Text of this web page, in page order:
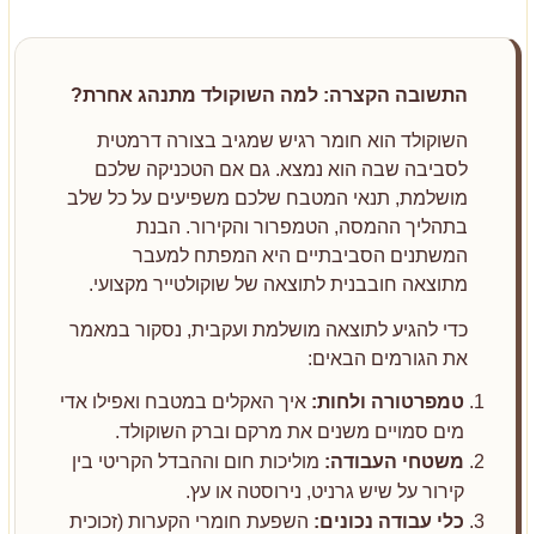
התשובה הקצרה: למה השוקולד מתנהג אחרת?
השוקולד הוא חומר רגיש שמגיב בצורה דרמטית
לסביבה שבה הוא נמצא. גם אם הטכניקה שלכם
מושלמת, תנאי המטבח שלכם משפיעים על כל שלב
בתהליך ההמסה, הטמפרור והקירור. הבנת
המשתנים הסביבתיים היא המפתח למעבר
מתוצאה חובבנית לתוצאה של שוקולטייר מקצועי.
כדי להגיע לתוצאה מושלמת ועקבית, נסקור במאמר
את הגורמים הבאים:
טמפרטורה ולחות: איך האקלים במטבח ואפילו אדי
מים סמויים משנים את מרקם וברק השוקולד.
משטחי העבודה: מוליכות חום וההבדל הקריטי בין
קירור על שיש גרניט, נירוסטה או עץ.
כלי עבודה נכונים: השפעת חומרי הקערות (זכוכית